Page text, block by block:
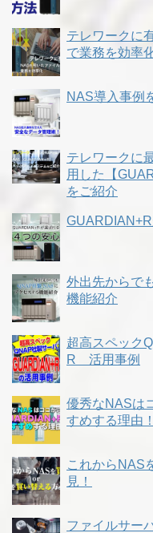
テレワークに
で業務を効率
NAS導入事例
テレワークに
用した【
をご紹介
外出先からで
機能紹介
超高スペック
R 活用事例
優秀なNASは
すめする理由！
これからNAS
見！
ファイルサー